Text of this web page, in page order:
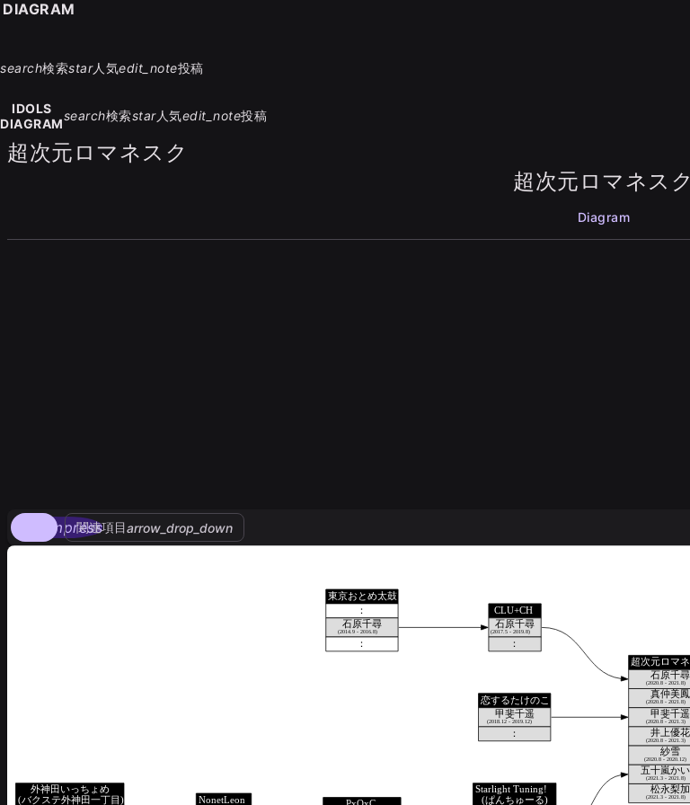
search検索star人気edit_note投稿
IDOLS
DIAGRAM
search検索star人気edit_note投稿
超次元ロマネスク
超次元ロマネスク
Diagram
compress
関連項目arrow_drop_down